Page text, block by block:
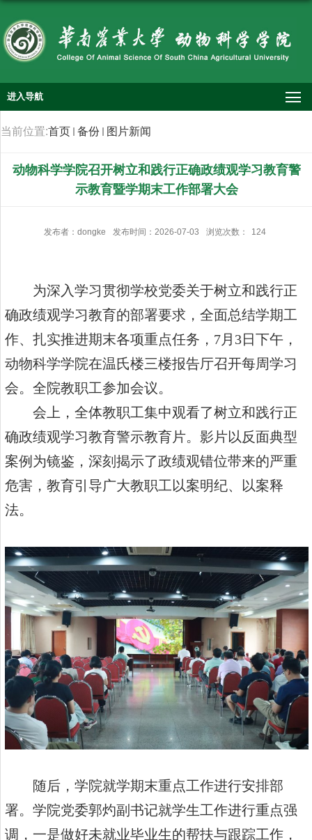
进入导航
当前位置:首页 备份 图片新闻
动物科学学院召开树立和践行正确政绩观学习教育警
示教育暨学期末工作部署大会
发布者：dongke 发布时间：2026-07-03 浏览次数： 124
为深入学习贯彻学校党委关于树立和践行正
确政绩观学习教育的部署要求，全面总结学期工
作、扎实推进期末各项重点任务，7月3日下午，
动物科学学院在温氏楼三楼报告厅召开每周学习
会。全院教职工参加会议。
会上，全体教职工集中观看了树立和践行正
确政绩观学习教育警示教育片。影片以反面典型
案例为镜鉴，深刻揭示了政绩观错位带来的严重
危害，教育引导广大教职工以案明纪、以案释
法。
随后，学院就学期末重点工作进行安排部
署。学院党委郭灼副书记就学生工作进行重点强
调，一是做好未就业毕业生的帮扶与跟踪工作，